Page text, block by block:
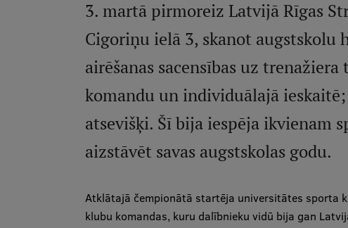
3. martā pirmoreiz Latvijā Rīgas
Cigoriņu ielā 3, skanot
airēšanas sacensības uz
komandu un individuālajā
atsevišķi. Šī bija iespēja ikvienam
aizstāvēt savas augstskolas godu.
Atklātajā čempionātā startēja universitātes sporta
klubu komandas, kuru dalībnieku vidū bija gan